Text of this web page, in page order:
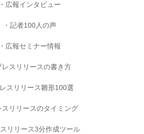
広報インタビュー
記者100人の声
広報セミナー情報
レスリリースの書き方
スリリース雛形100選
スリリースのタイミング
リリース3分作成ツール